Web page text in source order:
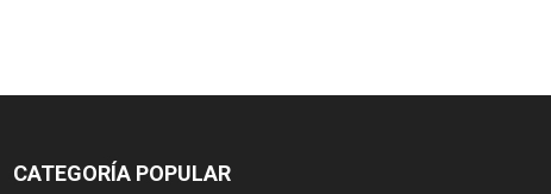
CATEGORÍA POPULAR